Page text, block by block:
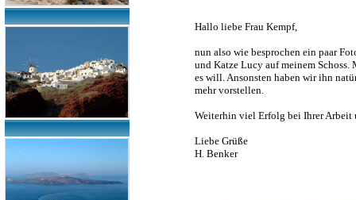
Hallo liebe Frau Kempf,
nun also wie besprochen ein paar
und Katze Lucy auf meinem
es will. Ansonsten haben wir ihn
mehr vorstellen.
Weiterhin viel Erfolg bei Ihrer Arbeit
Liebe Grüße
H. Benker